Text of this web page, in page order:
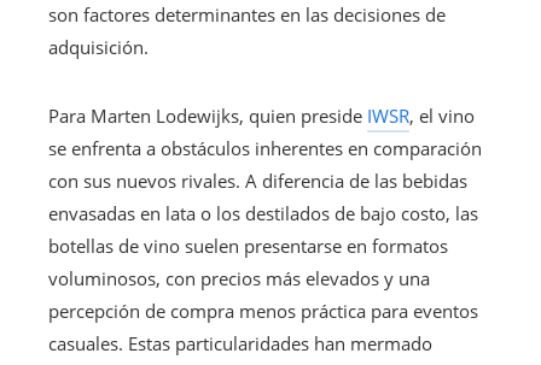
son factores determinantes en las decisiones de
adquisición.
Para Marten Lodewijks, quien preside IWSR, el vino
se enfrenta a obstáculos inherentes en comparación
con sus nuevos rivales. A diferencia de las bebidas
envasadas en lata o los destilados de bajo costo, las
botellas de vino suelen presentarse en formatos
voluminosos, con precios más elevados y una
percepción de compra menos práctica para eventos
casuales. Estas particularidades han mermado